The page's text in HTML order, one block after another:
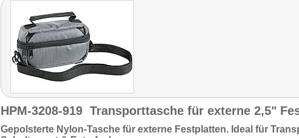
HPM-3208-919 Transporttasche für externe 2,5"
Gepolsterte Nylon-Tasche für externe Festplatten. Ideal für